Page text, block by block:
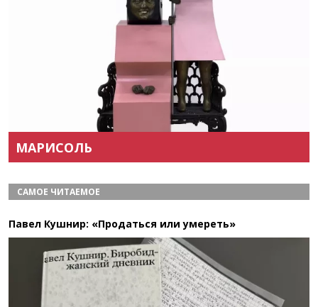
МАРИСОЛЬ
САМОЕ ЧИТАЕМОЕ
Павел Кушнир: «Продаться или умереть»